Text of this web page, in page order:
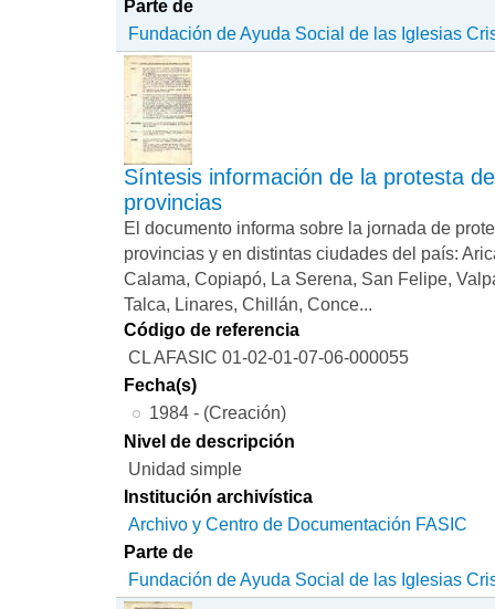
Parte de
Fundación de Ayuda Social de las Iglesias
Síntesis información de la protesta
provincias
El documento informa sobre la jornada de
provincias y en distintas ciudades del país:
Calama, Copiapó, La Serena, San Felipe,
Talca, Linares, Chillán, Conce...
Código de referencia
CL AFASIC 01-02-01-07-06-000055
Fecha(s)
1984 - (Creación)
Nivel de descripción
Unidad simple
Institución archivística
Archivo y Centro de Documentación FASIC
Parte de
Fundación de Ayuda Social de las Iglesias